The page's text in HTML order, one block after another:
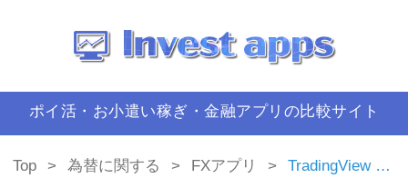
ポイ活・お小遣い稼ぎ・金融アプリの比較サイト
Top 為替に関する FXアプリ TradingView - FX、株価チャート